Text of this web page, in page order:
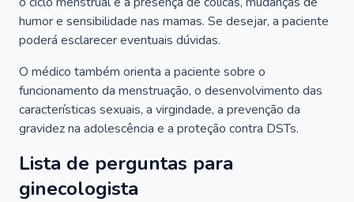
humor e sensibilidade nas mamas. Se desejar, a paciente
poderá esclarecer eventuais dúvidas.
O médico também orienta a paciente sobre o
funcionamento da menstruação, o desenvolvimento das
características sexuais, a virgindade, a prevenção da
gravidez na adolescência e a proteção contra DSTs.
Lista de perguntas para
ginecologista